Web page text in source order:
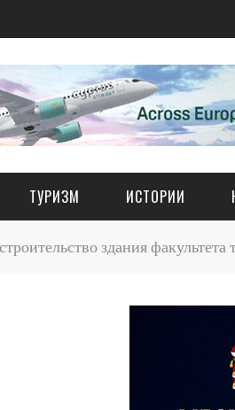
ТУРИЗМ ИСТОРИИ
здания факультета